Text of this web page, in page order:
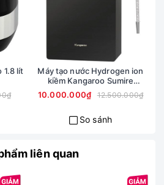
1.8 lít
Máy tạo nước Hydrogen ion
kiềm Kangaroo Sumire
KGRF04E
10.000.000₫ 12.500.000₫
So sánh
liên quan